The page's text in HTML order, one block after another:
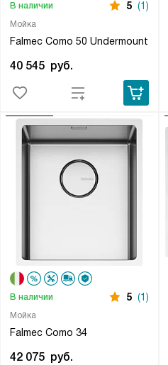
Мойка
Falmec Como 50 Undermount
В наличии 5 (1)
40 545 руб.
Мойка
Falmec Como 34
В наличии 5 (1)
42 075 руб.